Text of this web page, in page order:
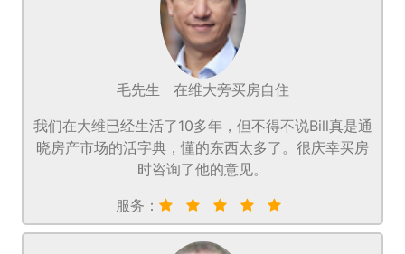
毛先生
在维大旁买房自住
我们在大维已经生活了10多年，但不得不说Bill真是通
晓房产市场的活字典，懂的东西太多了。很庆幸买房
时咨询了他的意见。
服务：